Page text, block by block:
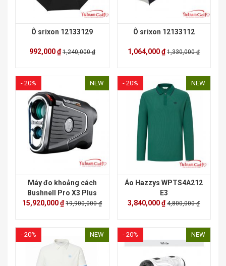
Ô srixon 12133129
992,000 ₫1,240,000 ₫
Ô srixon 12133112
1,064,000 ₫1,330,000 ₫
- 20% NEW
Máy đo khoảng cách
Bushnell Pro X3 Plus
15,920,000 ₫19,900,000 ₫
- 20% NEW
Áo Hazzys WPTS4A212
E3
3,840,000 ₫4,800,000 ₫
- 20% NEW - 20% NEW